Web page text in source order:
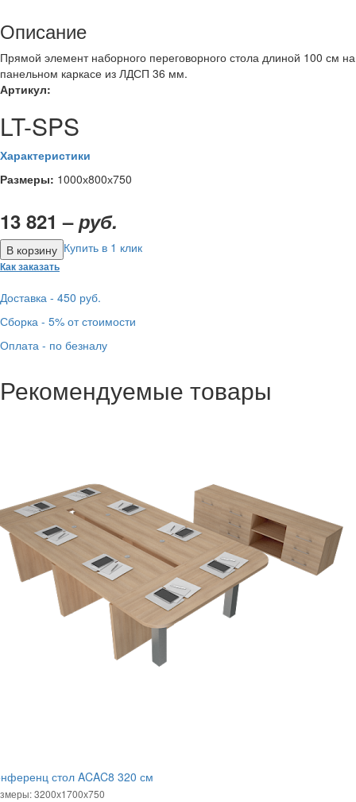
Описание
Прямой элемент наборного переговорного стола длиной 100 см на
панельном каркасе из ЛДСП 36 мм.
Артикул:
LT-SPS
Характеристики
Размеры: 1000х800х750
13 821 –руб.
Купить в 1 клик
Как заказать
Доставка - 450 руб.
Сборка - 5% от стоимости
Оплата - по безналу
Рекомендуемые товары
стол ACAC8 320 см
3200х1700х750